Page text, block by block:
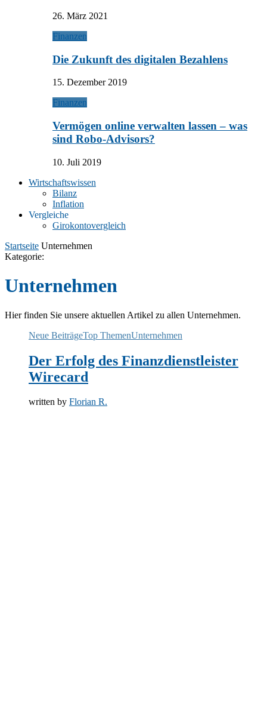
26. März 2021
Finanzen
Die Zukunft des digitalen Bezahlens
15. Dezember 2019
Finanzen
Vermögen online verwalten lassen – was
sind Robo-Advisors?
10. Juli 2019
Wirtschaftswissen
Bilanz
Inflation
Vergleiche
Girokontovergleich
Startseite Unternehmen
Kategorie:
Unternehmen
Hier finden Sie unsere aktuellen Artikel zu allen Unternehmen.
Neue BeiträgeTop ThemenUnternehmen
Der Erfolg des Finanzdienstleister
Wirecard
written by Florian R.